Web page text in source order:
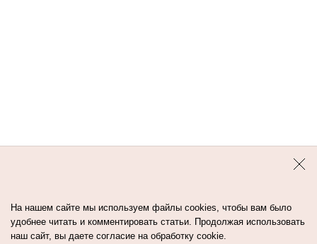
На нашем сайте мы используем файлы cookies, чтобы вам было
удобнее читать и комментировать статьи. Продолжая использовать
наш сайт, вы даете согласие на обработку cookie.